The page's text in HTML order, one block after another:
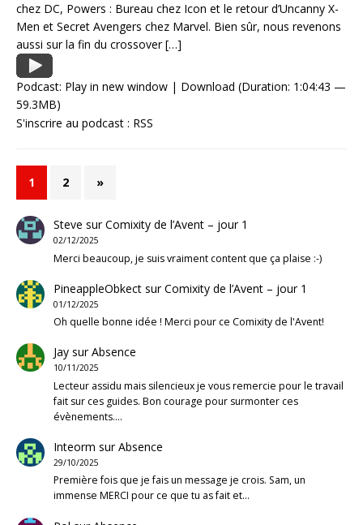
chez DC, Powers : Bureau chez Icon et le retour d’Uncanny X-
Men et Secret Avengers chez Marvel. Bien sûr, nous revenons
aussi sur la fin du crossover[…]
Podcast: Play in new window | Download (Duration: 1:04:43 —
59.3MB)
S'inscrire au podcast : RSS
1 2 »
Steve surComixity de l’Avent – jour 1
02/12/2025
Merci beaucoup, je suis vraiment content que ça plaise :-)
PineappleObkectsurComixity de l’Avent – jour 1
01/12/2025
Oh quelle bonne idée ! Merci pour ce Comixity de l'Avent!
JaysurAbsence
10/11/2025
Lecteur assidu mais silencieux je vous remercie pour le travail
fait sur ces guides. Bon courage pour surmonter ces
évènements.…
Inteorm surAbsence
29/10/2025
Première fois que je fais un message je crois. Sam, un
immense MERCI pour ce que tu as fait et…